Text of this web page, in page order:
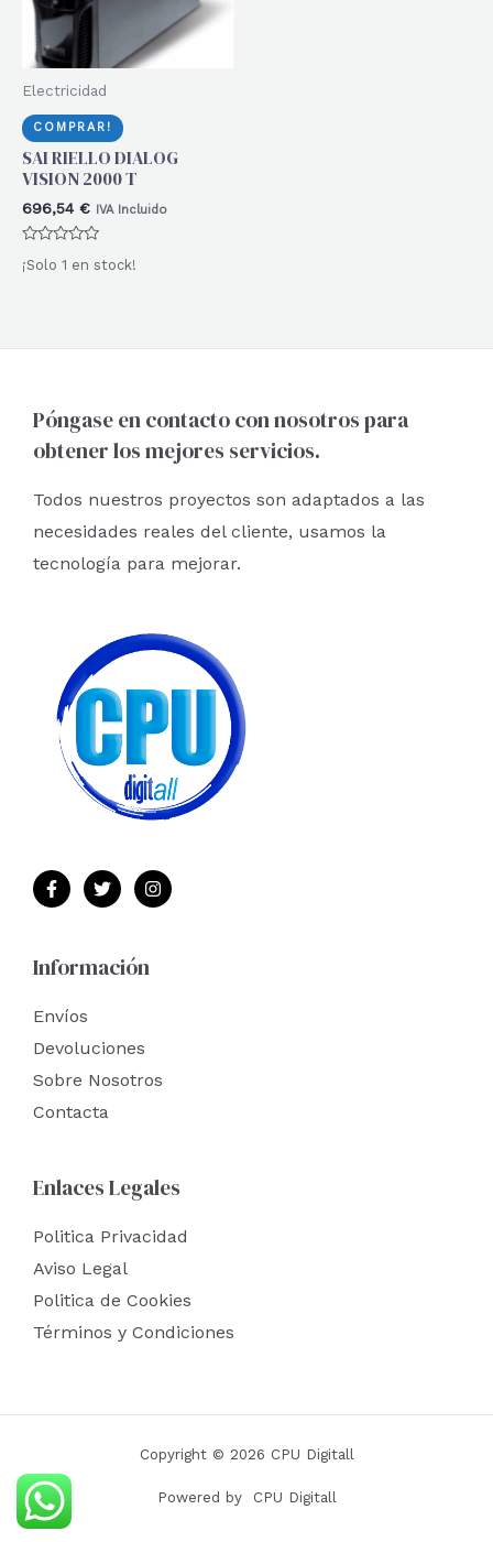
Electricidad
COMPRAR!
SAI RIELLO DIALOG
VISION 2000 T
696,54 € IVA Incluido
con
¡Solo 1 en stock!
Póngase en contacto con nosotros para
obtener los mejores servicios.
Todos nuestros proyectos son adaptados a las
necesidades reales del cliente, usamos la
tecnología para mejorar.
Información
Envíos
Devoluciones
Sobre Nosotros
Contacta
Enlaces Legales
Politica Privacidad
Aviso Legal
Politica de Cookies
Términos y Condiciones
Copyright © 2026 CPU Digitall
Powered by CPU Digitall